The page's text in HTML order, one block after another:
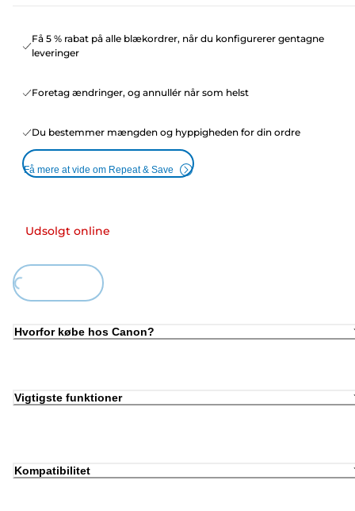
Få 5 % rabat på alle blækordrer, når du konfigurerer gentagne
leveringer
Foretag ændringer, og annullér når som helst
Du bestemmer mængden og hyppigheden for din ordre
Få mere at vide om Repeat & Save
Udsolgt online
Loading...
Hvorfor købe hos Canon?
Vigtigste funktioner
Kompatibilitet